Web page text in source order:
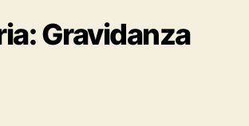
Gravidanza